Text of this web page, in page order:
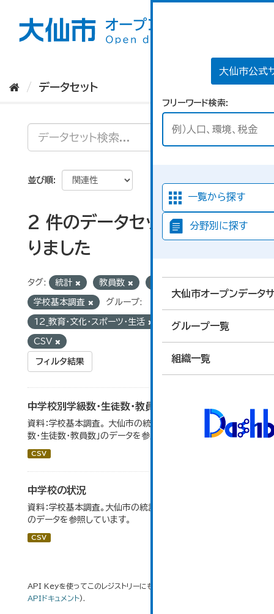
大仙市公式
フリーワード検索
一覧から探す
分野別に探す
大仙市オープンデータ
グループ一覧
組織一覧
データセット
並び順
2 件のデータセットが見つか
りました
タグ: 統計 教員数
学校基本調査 グループ:
12_教育・文化・スポーツ・生活 フォーマット:
CSV
フィルタ結果
中学校別学級数・生徒数・教員数
資料：学校基本調査。 大仙市の統計「14-6 中学校別学級
数・生徒数・教員数」のデータを参照しています。
CSV
中学校の状況
資料：学校基本調査。大仙市の統計「14-5 中学校の状況」
のデータを参照しています。
CSV
API Keyを使ってこのレジストリーにもアクセス可能です
APIドキュメント).